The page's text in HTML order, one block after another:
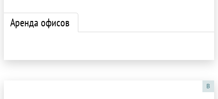
Аренда офисов
B